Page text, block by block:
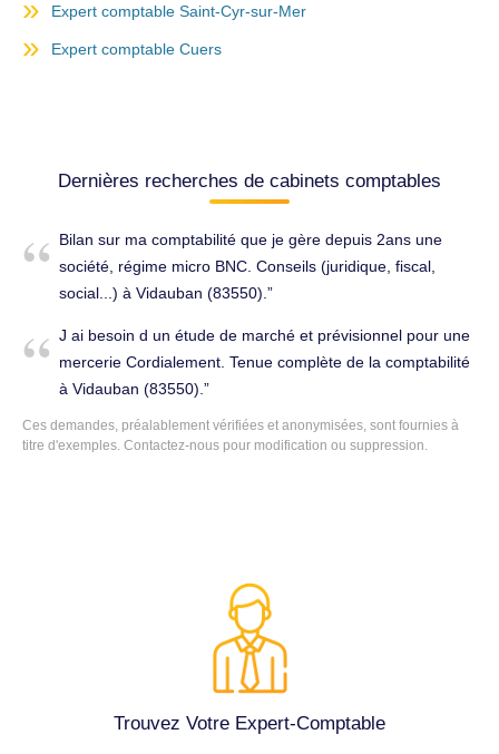
Expert comptable Saint-Cyr-sur-Mer
Expert comptable Cuers
Dernières recherches de cabinets comptables
Bilan sur ma comptabilité que je gère depuis 2ans une
société, régime micro BNC. Conseils (juridique, fiscal,
social...) à Vidauban (83550).
J ai besoin d un étude de marché et prévisionnel pour une
mercerie Cordialement. Tenue complète de la comptabilité
à Vidauban (83550).
Ces demandes, préalablement vérifiées et anonymisées, sont fournies à
titre d'exemples. Contactez-nous pour modification ou suppression.
Trouvez Votre Expert-Comptable